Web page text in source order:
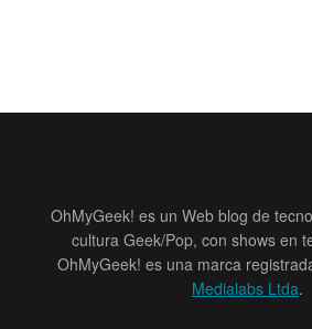
OhMyGeek! es un Web blog de
cultura Geek/Pop, con shows en
OhMyGeek! es una marca
Medialabs Ltda.